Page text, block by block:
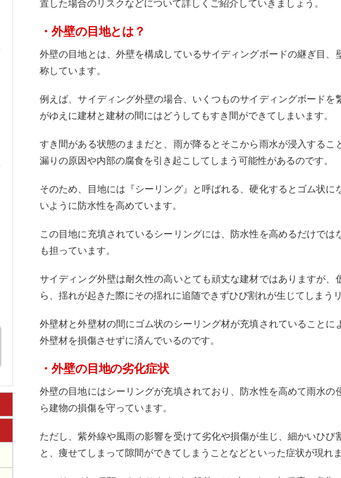
・外壁の目地とは？
外壁の目地とは、外壁を構成しているサイディングボードの継ぎ目
称しています。
例えば、サイディング外壁の場合、いくつものサイディングボード
がゆえに建材と建材の間にはどうしてもすき間ができてしまいます。
すき間がある状態のままだと、雨が降るとそこから雨水が浸入する
漏りの原因や内部の腐食を引き起こしてしまう可能性があるのです。
そのため、目地には『シーリング』と呼ばれる、硬化するとゴム状
いように防水性を高めています。
この目地に充填されているシーリングには、防水性を高めるだけで
も担っています。
サイディング外壁は耐久性の高いとても頑丈な建材ではありますが
ら、揺れが起きた際にその揺れに追随できずひび割れが生じてしまう
外壁材と外壁材の間にゴム状のシーリング材が充填されていること
外壁材を損傷させずに済んでいるのです。
・外壁の目地の劣化症状
外壁の目地にはシーリングが充填されており、防水性を高めて雨水
ら建物の損傷を守っています。
ただし、紫外線や風雨の影響を受けて劣化や損傷が生じ、細かいひ
と、痩せてしまって隙間ができてしまうことなどといった症状が現れ